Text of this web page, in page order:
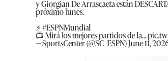
y Giorgian De Arrascaeta están
próximo lunes.
⚡#ESPNMundial
📺 Mirá los mejores partidos de la…
— SportsCenter (@SC_ESPN)June 11,